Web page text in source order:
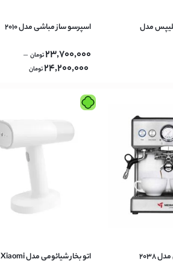
فیلیپس مدل
اسپرسو ساز مباشی مدل 2010
23,700,000تومان –
24,200,000تومان
2038
اتو بخار شیائومی مدل Xiaomi